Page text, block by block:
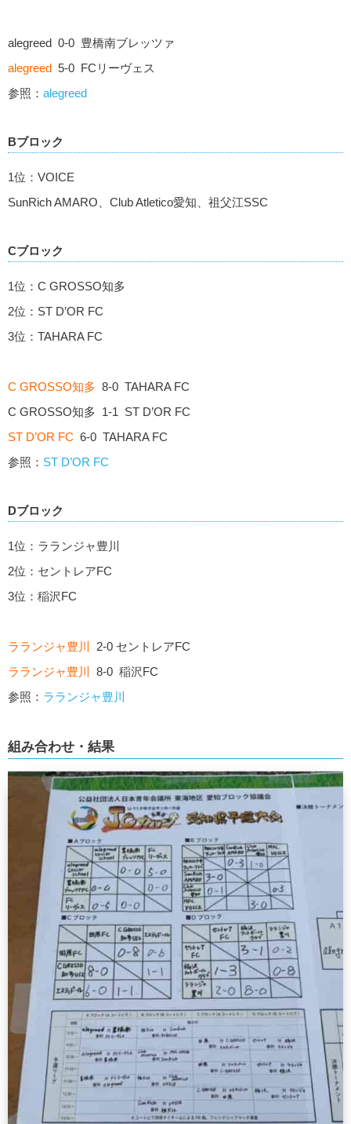
alegreed 0-0 豊橋南ブレッツァ
alegreed 5-0 FCリーヴェス
参照： alegreed
Bブロック
1位：VOICE
SunRich AMARO、Club Atletico愛知、祖父江SSC
Cブロック
1位：C GROSSO知多
2位：ST D’OR FC
3位：TAHARA FC
C GROSSO知多 8-0 TAHARA FC
C GROSSO知多 1-1 ST D’OR FC
ST D’OR FC 6-0 TAHARA FC
参照： ST D’OR FC
Dブロック
1位：ラランジャ豊川
2位：セントレアFC
3位：稲沢FC
ラランジャ豊川
2-0 セントレアFC
ラランジャ豊川
8-0 稲沢FC
参照： ラランジャ豊川
組み合わせ・結果